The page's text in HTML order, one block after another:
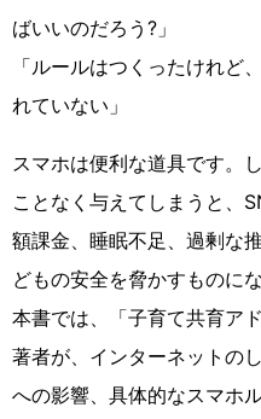
ばいいのだろう?」
「ルールはつくったけれど
れていない」
スマホは便利な道具です。
ことなく与えてしまうと、
額課金、睡眠不足、過剰な
どもの安全を脅かすものに
本書では、「子育て共育ア
著者が、インターネットの
への影響、具体的なスマホ